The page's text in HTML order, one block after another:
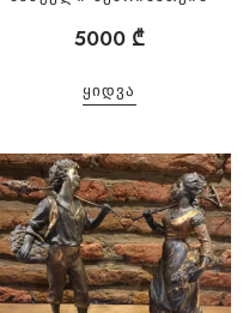
5000 ₾
ᲧᲘᲓᲕᲐ